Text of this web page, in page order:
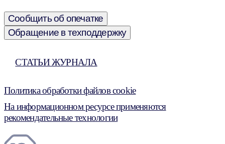
Сообщить об опечатке
Обращение в техподдержку
СТАТЬИ ЖУРНАЛА
Политика обработки файлов cookie
На информационном ресурсе применяются
рекомендательные технологии